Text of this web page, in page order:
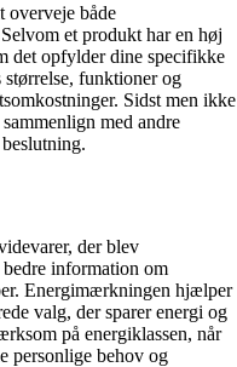
overveje både
et produkt har en høj
det opfylder dine specifikke
funktioner og
Sidst men ikke
med andre
der blev
information om
Energimærkningen hjælper
valg, der sparer energi og
på energiklassen, når
personlige behov og